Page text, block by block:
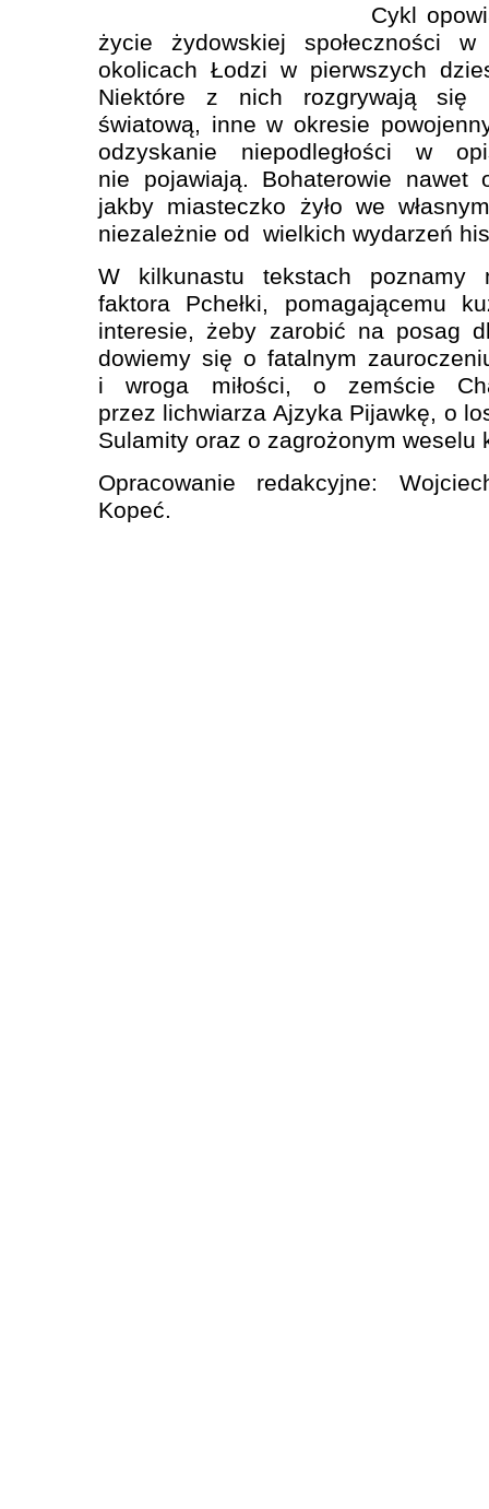
Cykl
życie żydowskiej społeczności
okolicach Łodzi w pierwszych
Niektóre z nich rozgrywają się
światową, inne w okresie
odzyskanie niepodległości w
nie pojawiają. Bohaterowie nawet
jakby miasteczko żyło we
niezależnie od wielkich wydarzeń
W kilkunastu tekstach poznamy
faktora Pchełki, pomagającemu
interesie, żeby zarobić na posag
dowiemy się o fatalnym
i wroga miłości, o zemście
przez lichwiarza Ajzyka Pijawkę, o
Sulamity oraz o zagrożonym weselu
Opracowanie redakcyjne:
Kopeć.